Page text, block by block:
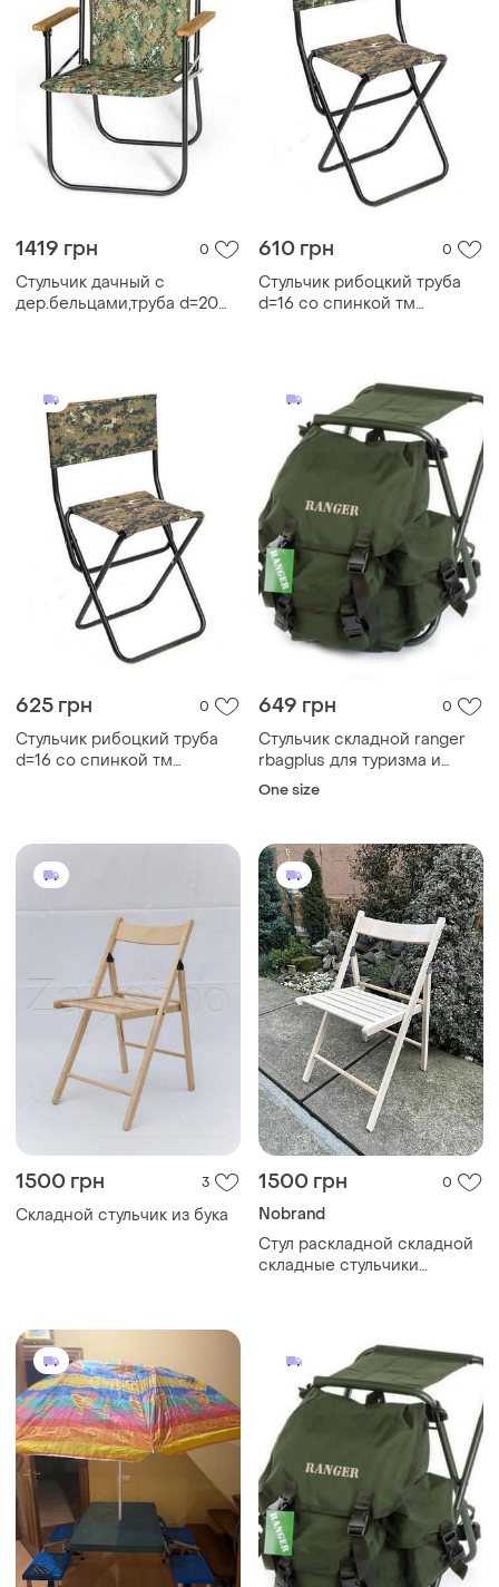
1419 грн 0
Стульчик дачный с
дер.бельцами,труба d=20
610 грн 0
Стульчик рибоцкий труба
d=16 со спинкой тм
625 грн 0
Стульчик рибоцкий труба
d=16 со спинкой тм
649 грн 0
Стульчик складной ranger
rbagplus для туризма и
рыбалки
One size
1500 грн 3
Складной стульчик из бука
1500 грн 0
Nobrand
Стул раскладной складной
складные стульчики